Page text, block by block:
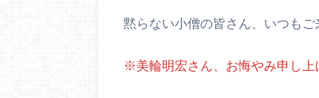
黙らない小僧の皆さん、いつもご
※美輪明宏さん、お悔やみ申し上